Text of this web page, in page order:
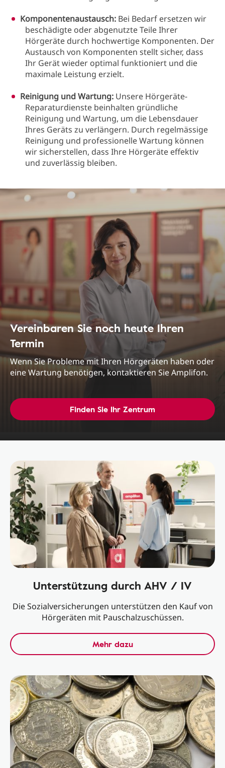
Komponentenaustausch: Bei Bedarf ersetzen wir
beschädigte oder abgenutzte Teile Ihrer
Hörgeräte durch hochwertige Komponenten. Der
Austausch von Komponenten stellt sicher, dass
Ihr Gerät wieder optimal funktioniert und die
maximale Leistung erzielt.
Reinigung und Wartung: Unsere Hörgeräte-
Reparaturdienste beinhalten gründliche
Reinigung und Wartung, um die Lebensdauer
Ihres Geräts zu verlängern. Durch regelmässige
Reinigung und professionelle Wartung können
wir sicherstellen, dass Ihre Hörgeräte effektiv
und zuverlässig bleiben.
Vereinbaren Sie noch heute Ihren
Termin
Wenn Sie Probleme mit Ihren Hörgeräten haben oder
eine Wartung benötigen, kontaktieren Sie Amplifon.
Finden Sie Ihr Zentrum
Unterstützung durch AHV / IV
Die Sozialversicherungen unterstützen den Kauf von
Hörgeräten mit Pauschalzuschüssen.
Mehr dazu